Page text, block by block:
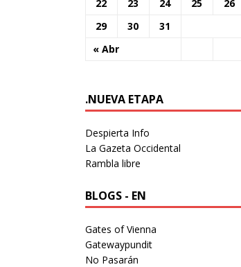
« Abr
22
23 24 25 26
29
30 31
.NUEVA ETAPA
Despierta Info
La Gazeta Occidental
Rambla libre
BLOGS - EN
Gates of Vienna
Gatewaypundit
No Pasarán